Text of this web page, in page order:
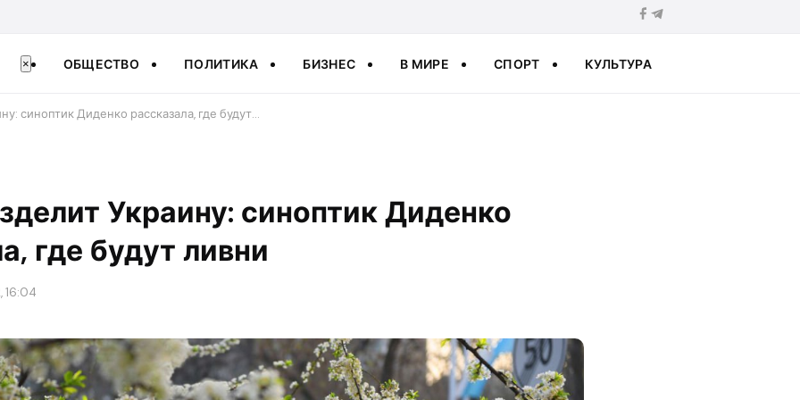
× ОБЩЕСТВО ПОЛИТИКА БИЗНЕС В МИРЕ СПОРТ КУЛЬТУРА
синоптик Диденко рассказала, где будут…
Украину: синоптик Диденко
где будут ливни
16:04